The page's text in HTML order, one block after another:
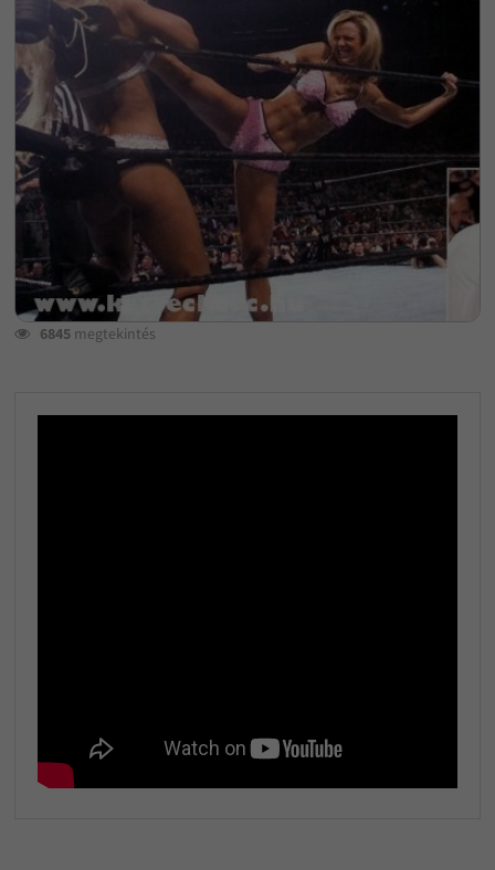
6845megtekintés